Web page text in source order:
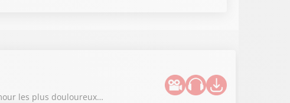
les plus douloureux…